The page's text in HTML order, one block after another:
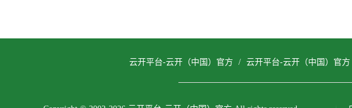
云开平台-云开（中国）官方 / 云开平台-云开（中国）官方